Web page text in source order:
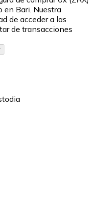
Bari. Nuestra
de acceder a las
de transacciones